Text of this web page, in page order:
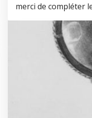
merci de compléter